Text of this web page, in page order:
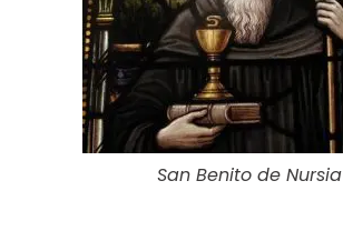
San Benito de Nursia